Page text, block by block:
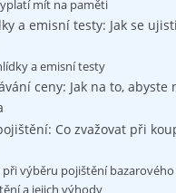
mít na paměti
a emisní testy: Jak se
a emisní testy
ceny: Jak na to, abyste
Co zvažovat při
výběru pojištění
a jejich výhody